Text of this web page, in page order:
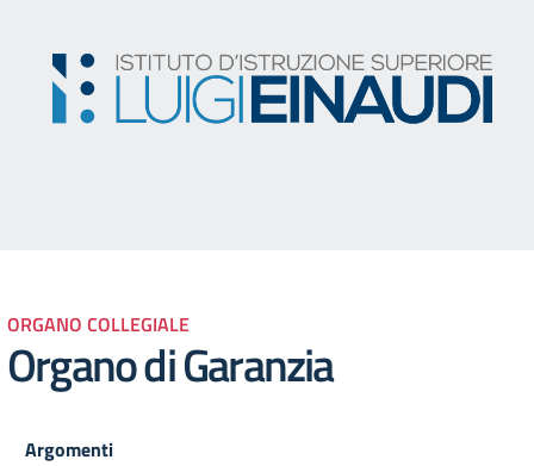
ORGANO COLLEGIALE
Organo di Garanzia
Argomenti